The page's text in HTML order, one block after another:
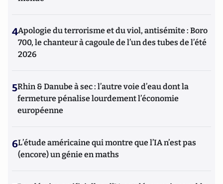
4Apologie du terrorisme et du viol, antisémite : Boro
700, le chanteur à cagoule de l’un des tubes de l’été
2026
5Rhin & Danube à sec : l’autre voie d’eau dont la
fermeture pénalise lourdement l’économie
européenne
6L’étude américaine qui montre que l’IA n’est pas
(encore) un génie en maths